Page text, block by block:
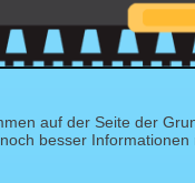
auf der Seite der
besser